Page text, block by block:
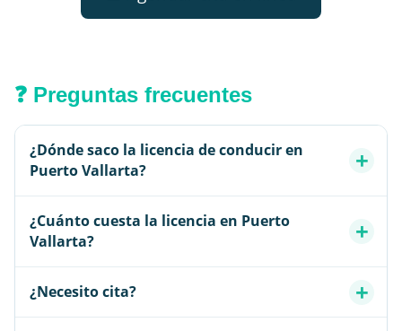
❓ Preguntas frecuentes
¿Dónde saco la licencia de conducir en
Puerto Vallarta?
¿Cuánto cuesta la licencia en Puerto
Vallarta?
¿Necesito cita?